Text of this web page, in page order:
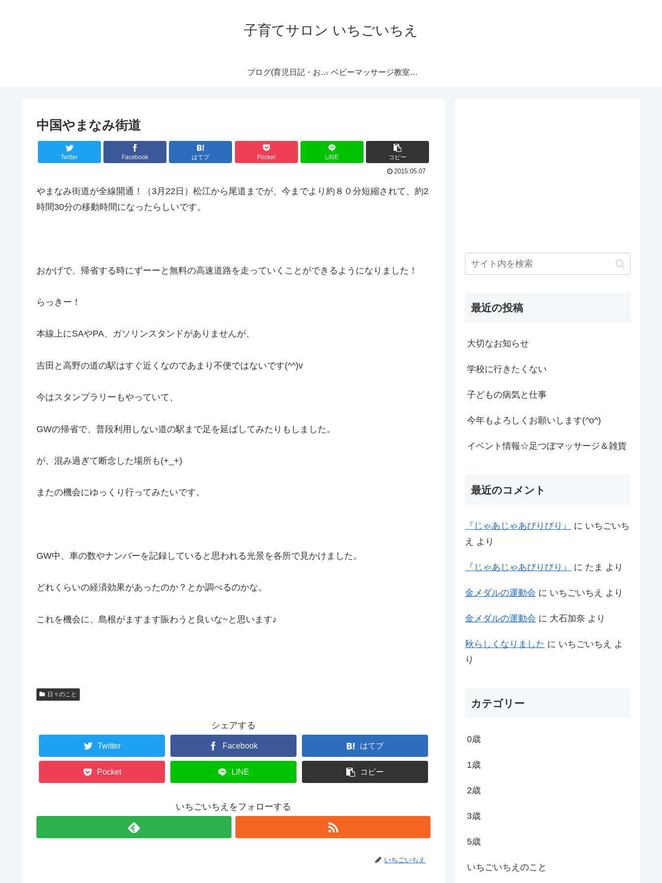
子育てサロン いちごいちえ
ブログ(育児日記・おす ベビーマッサージ教室の
中国やまなみ街道
Twitter Facebook はてブ Pocket LINE コピー
2015.05.07
やまなみ街道が全線開通！（3月22日）松江から尾道までが、今までより約８０分短縮されて、約2
時間30分の移動時間になったらしいです。
おかげで、帰省する時にずーーと無料の高速道路を走っていくことができるようになりました！
らっきー！
本線上にSAやPA、ガソリンスタンドがありませんが、
吉田と高野の道の駅はすぐ近くなのであまり不便ではないです(^^)v
今はスタンプラリーもやっていて、
GWの帰省で、普段利用しない道の駅まで足を延ばしてみたりもしました。
が、混み過ぎて断念した場所も(+_+)
またの機会にゆっくり行ってみたいです。
GW中、車の数やナンバーを記録していると思われる光景を各所で見かけました。
どれくらいの経済効果があったのか？とか調べるのかな。
これを機会に、島根がますます賑わうと良いな~と思います♪
日々のこと
シェアする
Twitter Facebook はてブ
Pocket LINE コピー
いちごいちえをフォローする
いちごいちえ
最近の投稿
大切なお知らせ
学校に行きたくない
子どもの病気と仕事
今年もよろしくお願いします(^o^)
イベント情報☆足つぼマッサージ＆雑貨
最近のコメント
『じゃあじゃあびりびり』 に いちごいち
え
より
『じゃあじゃあびりびり』 に たま より
金メダルの運動会 に いちごいちえ より
金メダルの運動会 に 大石加奈 より
秋らしくなりました に いちごいちえ
よ
り
カテゴリー
0歳
1歳
2歳
3歳
5歳
いちごいちえのこと